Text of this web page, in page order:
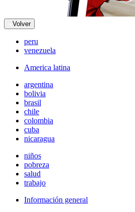
Volver
peru
venezuela
America latina
argentina
bolivia
brasil
chile
colombia
cuba
nicaragua
niños
pobreza
salud
trabajo
Información general